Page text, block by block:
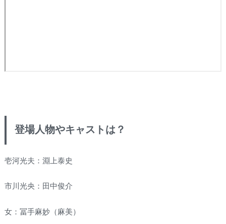
登場人物やキャストは？
壱河光夫：淵上泰史
市川光央：田中俊介
女：冨手麻妙（麻美）